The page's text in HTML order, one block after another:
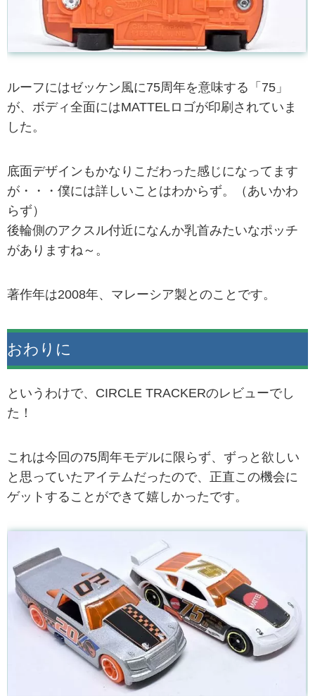
ルーフにはゼッケン風に75周年を意味する「75」
が、ボディ全面にはMATTELロゴが印刷されていま
した。
底面デザインもかなりこだわった感じになってます
が・・・僕には詳しいことはわからず。（あいかわ
らず）
後輪側のアクスル付近になんか乳首みたいなポッチ
がありますね～。
著作年は2008年、マレーシア製とのことです。
おわりに
というわけで、CIRCLE TRACKERのレビューでし
た！
これは今回の75周年モデルに限らず、ずっと欲しい
と思っていたアイテムだったので、正直この機会に
ゲットすることができて嬉しかったです。